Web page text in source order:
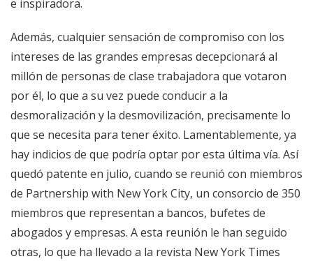
e inspiradora.
Además, cualquier sensación de compromiso con los
intereses de las grandes empresas decepcionará al
millón de personas de clase trabajadora que votaron
por él, lo que a su vez puede conducir a la
desmoralización y la desmovilización, precisamente lo
que se necesita para tener éxito. Lamentablemente, ya
hay indicios de que podría optar por esta última vía. Así
quedó patente en julio, cuando se reunió con miembros
de Partnership with New York City, un consorcio de 350
miembros que representan a bancos, bufetes de
abogados y empresas. A esta reunión le han seguido
otras, lo que ha llevado a la revista New York Times